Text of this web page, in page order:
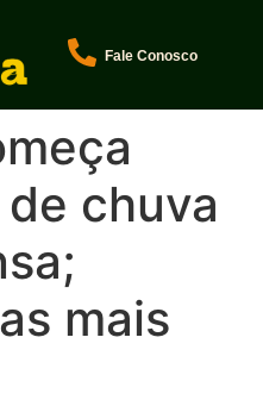
Fale Conosco
chuva
mais